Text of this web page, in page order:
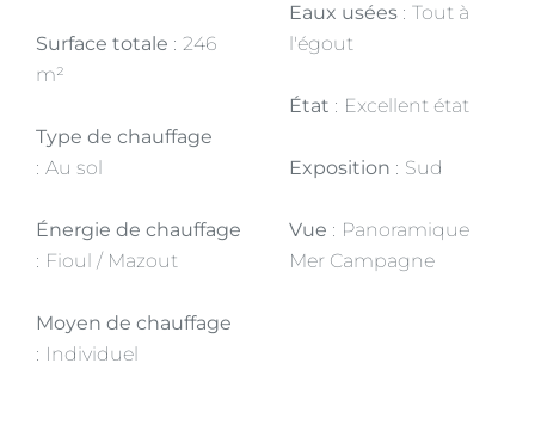
Surface totale
246
m²
Type de chauffage
Au sol
Énergie de chauffage
Fioul / Mazout
Moyen de chauffage
Individuel
Eaux usées
Tout à
l'égout
État Excellent état
Exposition Sud
Vue
Panoramique
Mer Campagne